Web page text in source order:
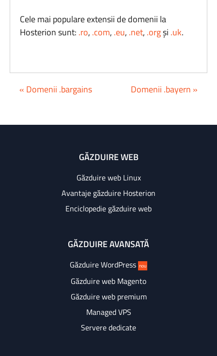
Cele mai populare extensii de domenii la
Hosterion sunt: .ro, .com, .eu, .net, .orgși .uk.
« Domenii .bargains Domenii .bayern »
GĂZDUIRE WEB
Găzduire web Linux
Avantaje găzduire Hosterion
Enciclopedie găzduire web
GĂZDUIRE AVANSATĂ
Găzduire WordPress nou
Găzduire web Magento
Găzduire web premium
Managed VPS
Servere dedicate